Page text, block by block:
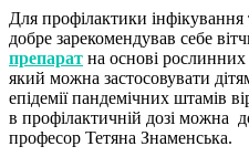
Для профілактики
добре зарекомендував себе
препарат на основі рослинних
який можна застосовувати
епідемії пандемічних штамів
в профілактичній дозі можна
професор Тетяна Знаменська.